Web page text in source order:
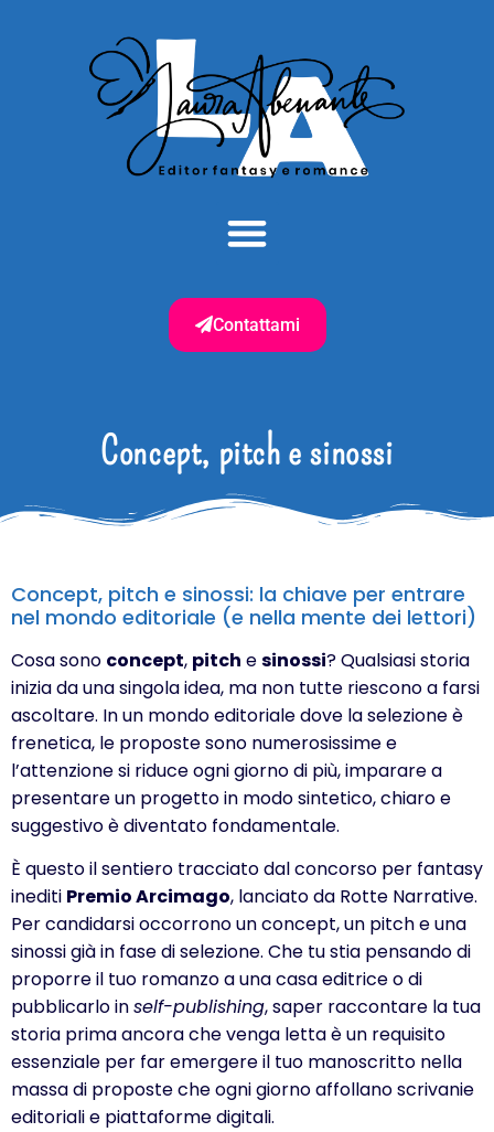
Contattami
Concept, pitch e sinossi
Concept, pitch e sinossi: la chiave per entrare
nel mondo editoriale (e nella mente dei lettori)
Cosa sono concept, pitch esinossi? Qualsiasi storia
inizia da una singola idea, ma non tutte riescono a farsi
ascoltare. In un mondo editoriale dove la selezione è
frenetica, le proposte sono numerosissime e
l’attenzione si riduce ogni giorno di più, imparare a
presentare un progetto in modo sintetico, chiaro e
suggestivo è diventato fondamentale.
È questo il sentiero tracciato dal concorso per fantasy
inediti Premio Arcimago, lanciato da Rotte Narrative.
Per candidarsi occorrono un concept, un pitch e una
sinossi già in fase di selezione. Che tu stia pensando di
proporre il tuo romanzo a una casa editrice o di
pubblicarlo inself-publishing, saper raccontare la tua
storia prima ancora che venga letta è un requisito
essenziale per far emergere il tuo manoscritto nella
massa di proposte che ogni giorno affollano scrivanie
editoriali e piattaforme digitali.